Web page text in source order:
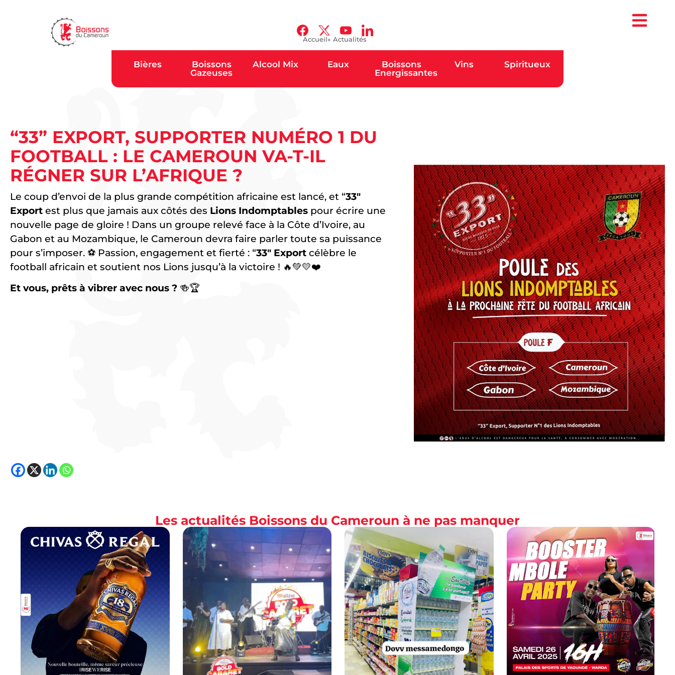
Accueil» Actualités
Bières
Boissons
Gazeuses
Alcool Mix Eaux
Boissons
Energissantes
Vins Spiritueux
“33” EXPORT, SUPPORTER NUMÉRO 1 DU
FOOTBALL : LE CAMEROUN VA-T-IL
RÉGNER SUR L’AFRIQUE ?
Le coup d’envoi de la plus grande compétition africaine est lancé, et “33″
Export est plus que jamais aux côtés des Lions Indomptables pour écrire une
nouvelle page de gloire ! Dans un groupe relevé face à la Côte d’Ivoire, au
Gabon et au Mozambique, le Cameroun devra faire parler toute sa puissance
pour s’imposer. ⚽ Passion, engagement et fierté : “33″ Export célèbre le
football africain et soutient nos Lions jusqu’à la victoire ! 🔥💚💛❤️
Et vous, prêts à vibrer avec nous ? 🍻🏆
Les actualités Boissons du Cameroun à ne pas manquer